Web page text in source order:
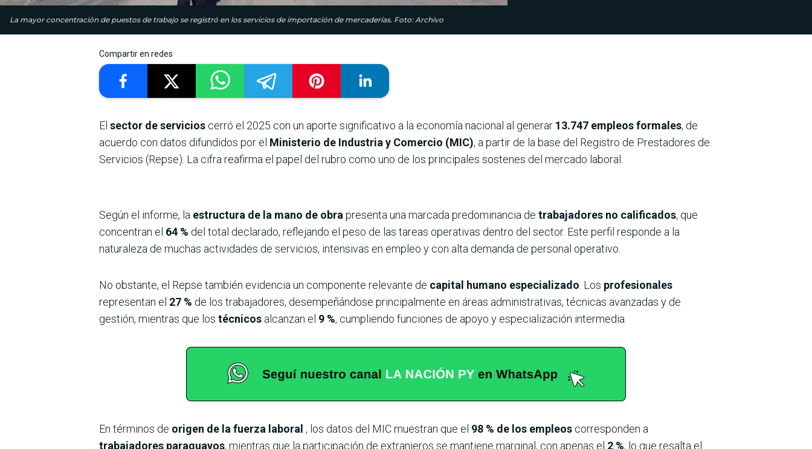
La mayor concentración de puestos de trabajo se registró en los servicios de importación de mercaderías. Foto: Archivo
Compartir en redes
El sector de servicios cerró el 2025 con un aporte significativo a la economía nacional al generar 13.747 empleos formales, de
acuerdo con datos difundidos por el Ministerio de Industria y Comercio (MIC), a partir de la base del Registro de Prestadores de
Servicios (Repse). La cifra reafirma el papel del rubro como uno de los principales sostenes del mercado laboral.
Según el informe, la estructura de la mano de obra presenta una marcada predominancia de trabajadores no calificados, que
concentran el 64 % del total declarado, reflejando el peso de las tareas operativas dentro del sector. Este perfil responde a la
naturaleza de muchas actividades de servicios, intensivas en empleo y con alta demanda de personal operativo.
No obstante, el Repse también evidencia un componente relevante de capital humano especializado . Los profesionales
representan el 27 % de los trabajadores, desempeñándose principalmente en áreas administrativas, técnicas avanzadas y de
gestión, mientras que los técnicos alcanzan el 9 %, cumpliendo funciones de apoyo y especialización intermedia.
En términos de origen de la fuerza laboral , los datos del MIC muestran que el 98 % de los empleos corresponden a
trabajadores paraguayos, mientras que la participación de extranjeros se mantiene marginal, con apenas el 2 %, lo que resalta el